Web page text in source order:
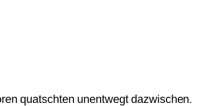
quatschten unentwegt dazwischen.